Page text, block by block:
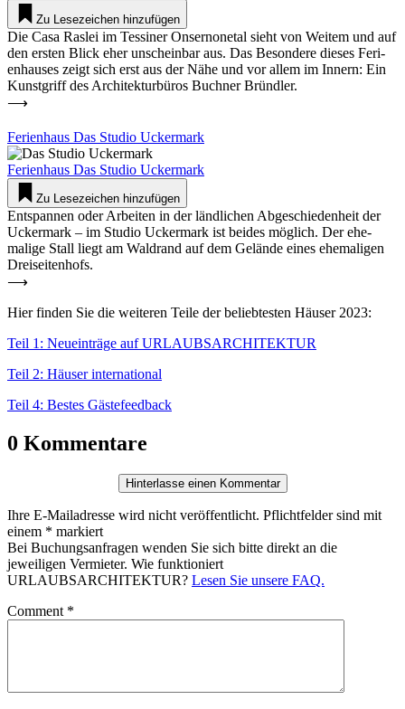
Zu Lesezeichen hinzufügen
Die Casa Raslei im Tes­siner Onser­no­netal sieht von Weitem und auf
den ersten Blick eher unscheinbar aus. Das Besondere dieses Feri­
en­hauses zeigt sich erst aus der Nähe und vor allem im Innern: Ein
Kunst­griff des Archi­tek­tur­büros Buchner Bründler.
⟶
Feri­enhaus Das Studio Uckermark
Feri­enhaus Das Studio Uckermark
Zu Lesezeichen hinzufügen
Ent­spannen oder Arbeiten in der länd­lichen Abge­schie­denheit der
Uckermark – im Studio Uckermark ist beides möglich. Der ehe­
malige Stall liegt am Waldrand auf dem Gelände eines ehe­ma­ligen
Drei­sei­tenhofs.
⟶
Hier finden Sie die wei­teren Teile der belieb­testen Häuser 2023:
Teil 1: Neu­ein­träge auf URLAUBSARCHITEKTUR
Teil 2: Häuser inter­na­tional
Teil 4: Bestes Gäs­te­feedback
0 Kommentare
Hinterlasse einen Kommentar
Ihre E-Mailadresse wird nicht veröffentlicht. Pflichtfelder sind mit
einem * markiert
Bei Buchungsanfragen wenden Sie sich bitte direkt an die
jeweiligen Vermieter. Wie funktioniert
URLAUBSARCHITEKTUR? Lesen Sie unsere FAQ.
Comment *